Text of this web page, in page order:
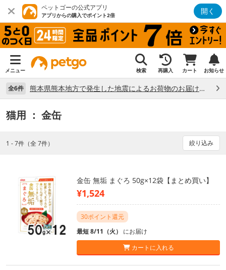
ペットゴーの公式アプリ
アプリからの購入でポイント2倍 開く
メニュー 検索 再購入 カート お知らせ
全6件 熊本県熊本地方で発生した地震によるお荷物のお届け状況について （7/28）
猫用 ： 金缶
1 - 7件（全 7件） 絞り込み
金缶 無垢 まぐろ 50g×12袋【まとめ買い】
¥1,524
30ポイント還元
最短 8/11（火） にお届け
カートに入れる